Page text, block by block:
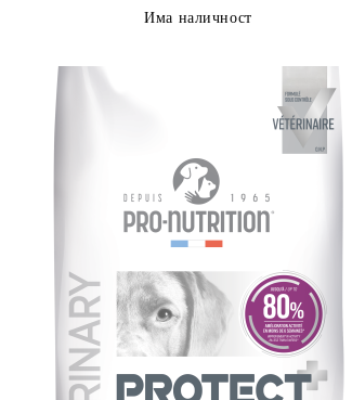
на непоносимостта към някои съставки
Има наличност